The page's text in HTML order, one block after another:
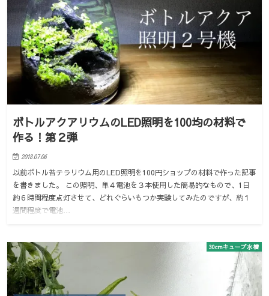
ボトルアクアリウムのLED照明を100均の材料で
作る！第２弾
2018.07.06
以前ボトル苔テラリウム用のLED照明を100円ショップの材料で作った記事
を書きました。 この照明、単４電池を３本使用した簡易的なもので、1日
約６時間程度点灯させて、どれぐらいもつか実験してみたのですが、約１
週間程度で電池…
30cmキューブ水槽